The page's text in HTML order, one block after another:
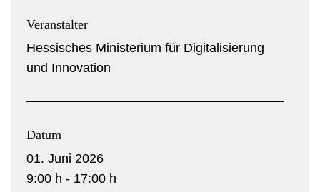
Veranstalter
Hessisches Ministerium für Digitalisierung
und Innovation
Datum
01. Juni 2026
9:00 h - 17:00 h